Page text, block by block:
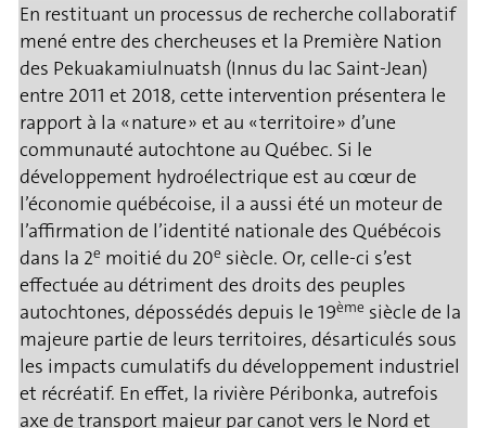
En restituant un processus de recherche collaboratif
mené entre des chercheuses et la Première Nation
des Pekuakamiulnuatsh (Innus du lac Saint-Jean)
entre 2011 et 2018, cette intervention présentera le
rapport à la « nature » et au « territoire » d’une
communauté autochtone au Québec. Si le
développement hydroélectrique est au cœur de
l’économie québécoise, il a aussi été un moteur de
l’affirmation de l’identité nationale des Québécois
dans la 2e moitié du 20e siècle. Or, celle-ci s’est
effectuée au détriment des droits des peuples
autochtones, dépossédés depuis le 19ème siècle de la
majeure partie de leurs territoires, désarticulés sous
les impacts cumulatifs du développement industriel
et récréatif. En effet, la rivière Péribonka, autrefois
axe de transport majeur par canot vers le Nord et